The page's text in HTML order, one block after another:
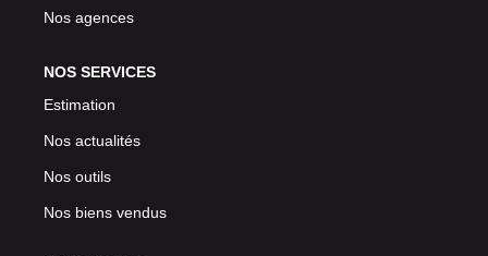
Nos agences
NOS SERVICES
Estimation
Nos actualités
Nos outils
Nos biens vendus